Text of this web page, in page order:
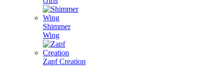
Shimmer
Wing
Zapf Creation